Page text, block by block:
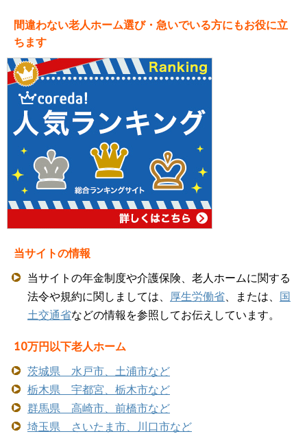
間違わない老人ホーム選び・急いでいる方にもお役に立
ちます
当サイトの情報
当サイトの年金制度や介護保険、老人ホームに関する
法令や規約に関しましては、 厚生労働省 、または、 国
土交通省などの情報を参照してお伝えしています。
10万円以下老人ホーム
茨城県 水戸市、土浦市など
栃木県 宇都宮、栃木市など
群馬県 高崎市、前橋市など
埼玉県 さいたま市、川口市など